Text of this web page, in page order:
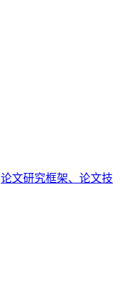
论文研究框架、论文技